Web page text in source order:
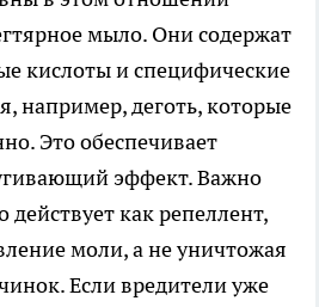
мыло. Они содержат
кислоты и специфические
например, деготь, которые
Это обеспечивает
эффект. Важно
как репеллент,
моли, а не уничтожая
Если вредители уже